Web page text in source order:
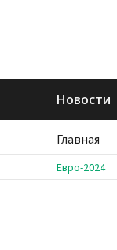
Новости
Главная
Евро-2024